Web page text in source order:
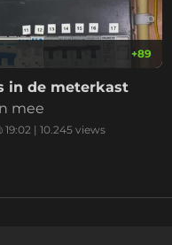
+89
in de meterkast
mee
19:02 | 10.245 views